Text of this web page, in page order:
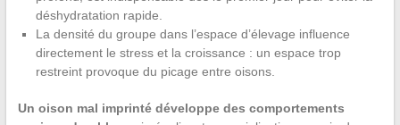
déshydratation rapide.
La densité du groupe dans l’espace d’élevage influence
directement le stress et la croissance : un espace trop
restreint provoque du picage entre oisons.
Un oison mal imprinté développe des comportements